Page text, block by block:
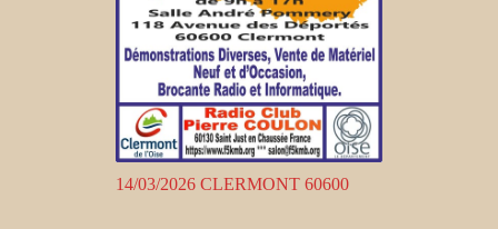
14/03/2026 CLERMONT 60600